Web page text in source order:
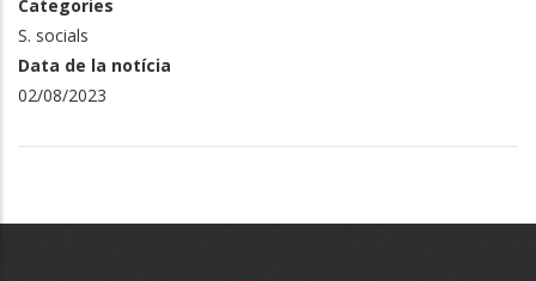
Categories
S. socials
Data de la notícia
02/08/2023